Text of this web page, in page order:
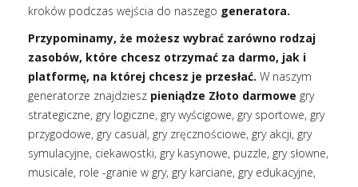
kroków podczas wejścia do naszego generatora.
Przypominamy, że możesz wybrać zarówno rodzaj
zasobów, które chcesz otrzymać za darmo, jak i
platformę, na której chcesz je przesłać. W naszym
generatorze znajdziesz pieniądze Złoto darmowe gry
strategiczne, gry logiczne, gry wyścigowe, gry sportowe, gry
przygodowe, gry casual, gry zręcznościowe, gry akcji, gry
symulacyjne, ciekawostki, gry kasynowe, puzzle, gry słowne,
musicale, role -granie w gry, gry karciane, gry edukacyjne,